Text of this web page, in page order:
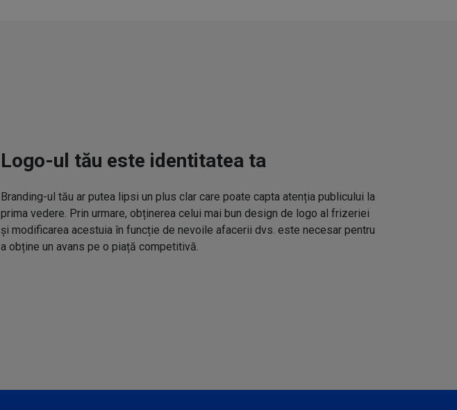
Logo-ul tău este identitatea ta
Branding-ul tău ar putea lipsi un plus clar care poate capta atenția publicului la
prima vedere. Prin urmare, obținerea celui mai bun design de logo al frizeriei
și modificarea acestuia în funcție de nevoile afacerii dvs. este necesar pentru
a obține un avans pe o piață competitivă.